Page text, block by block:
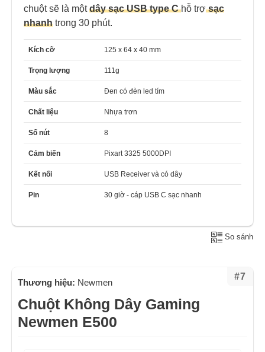
chuột sẽ là mộtdây sạc USB type C hỗ trợsạc
nhanh trong 30 phút.
Kích cỡ 125 x 64 x 40 mm
Trọng lượng 111g
Màu sắc Đen có đèn led tím
Chất liệu Nhựa trơn
Số nút 8
Cảm biến Pixart 3325 5000DPI
Kết nối USB Receiver và có dây
Pin 30 giờ - cáp USB C sạc nhanh
So sánh
#7
Thương hiệu: Newmen
Chuột Không Dây Gaming
Newmen E500